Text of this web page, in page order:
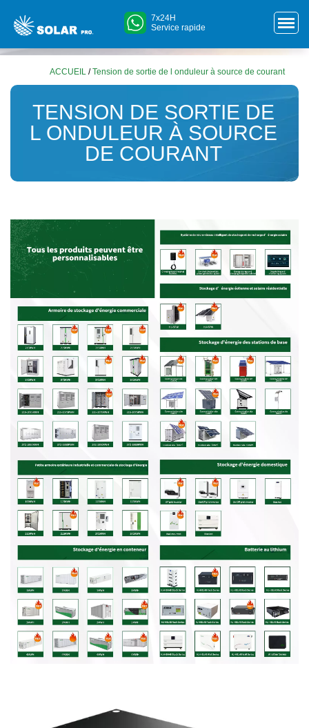
7x24H
Service rapide
ACCUEIL /Tension de sortie de l onduleur à source de courant
TENSION DE SORTIE DE
L ONDULEUR À SOURCE
DE COURANT